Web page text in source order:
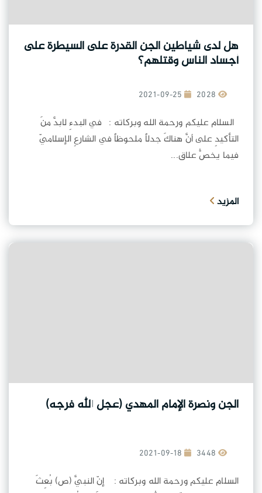
هل لدى شياطين الجن القدرة على السيطرة على
أجساد الناس وقتلهم؟
2021-09-25
السلام عليكم ورحمة الله وبركاته : في البدءِ لابدَّ منَ
التأكيدِ على أنَّ هناكَ جدلاً ملحوظاً في الشارعِ الإسلاميّ
فيما يخصُّ علاق...
المزيد
الجن ونصرة الإمام المهدي (عجل الله فرجه)
2021-09-18
السلام عليكم ورحمة الله وبركاته : إنّ النبيَّ (ص) بُعِثَ